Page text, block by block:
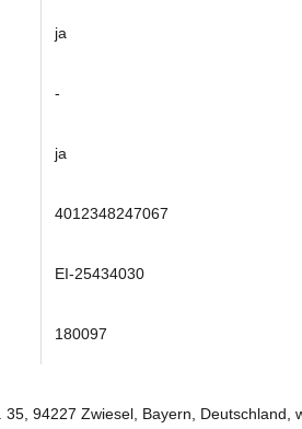
ja
-
ja
4012348247067
EI-25434030
180097
35, 94227 Zwiesel, Bayern, Deutschland,